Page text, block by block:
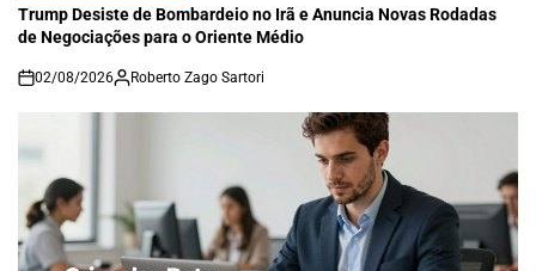
IN
Trump Desiste de Bombardeio no Irã e Anuncia Novas Rodadas
de Negociações para o Oriente Médio
on
02/08/2026 Roberto Zago Sartori